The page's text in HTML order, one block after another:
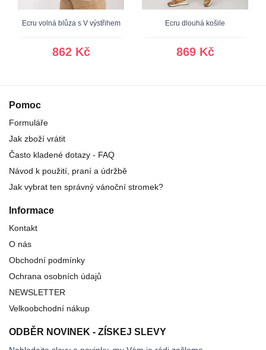
Ecru volná blůza s V výstřihem
862 Kč
Ecru dlouhá košile
869 Kč
Pomoc
Formuláře
Jak zboží vrátit
Často kladené dotazy - FAQ
Návod k použití, praní a údržbě
Jak vybrat ten správný vánoční stromek?
Informace
Kontakt
O nás
Obchodní podmínky
Ochrana osobních údajů
NEWSLETTER
Velkoobchodní nákup
ODBĚR NOVINEK - ZÍSKEJ SLEVY